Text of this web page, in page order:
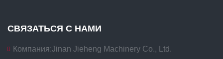
СВЯЗАТЬСЯ С НАМИ
Компания:Jinan Jieheng Machinery Co., Ltd.